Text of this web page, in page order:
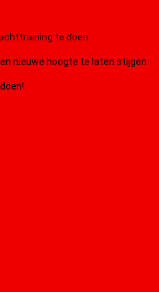
te doen
nieuwe hoogte te laten stijgen